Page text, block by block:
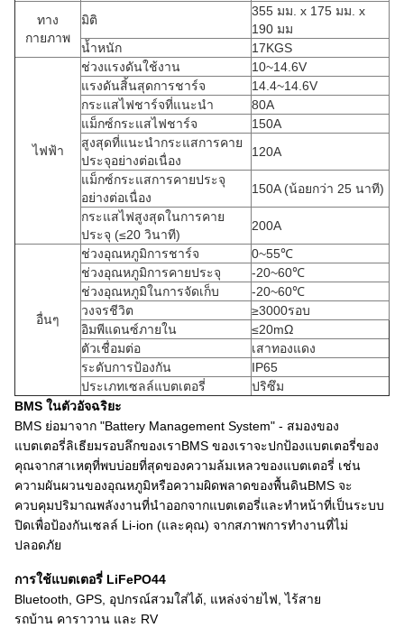
ทาง
กายภาพ
มิติ
355 มม. x 175 มม. x
190 มม
น้ำหนัก
17KGS
ไฟฟ้า
ช่วงแรงดันใช้งาน
10~14.6V
แรงดันสิ้นสุดการชาร์จ
14.4~14.6V
กระแสไฟชาร์จที่แนะนำ
80A
แม็กซ์กระแสไฟชาร์จ
150A
สูงสุดที่แนะนำกระแสการคาย
ประจุอย่างต่อเนื่อง
120A
แม็กซ์กระแสการคายประจุ
อย่างต่อเนื่อง
150A (น้อยกว่า 25 นาที)
กระแสไฟสูงสุดในการคาย
ประจุ (≤20 วินาที)
200A
อื่นๆ
ช่วงอุณหภูมิการชาร์จ
0~55℃
ช่วงอุณหภูมิการคายประจุ
-20~60℃
ช่วงอุณหภูมิในการจัดเก็บ
-20~60℃
วงจรชีวิต
≥3000รอบ
อิมพีแดนซ์ภายใน
≤20mΩ
ตัวเชื่อมต่อ
เสาทองแดง
ระดับการป้องกัน
IP65
ประเภทเซลล์แบตเตอรี่
ปริซึม
BMS ในตัวอัจฉริยะ
BMS ย่อมาจาก "Battery Management System" - สมองของ
แบตเตอรี่ลิเธียมรอบลึกของเราBMS ของเราจะปกป้องแบตเตอรี่ของ
คุณจากสาเหตุที่พบบ่อยที่สุดของความล้มเหลวของแบตเตอรี่ เช่น
ความผันผวนของอุณหภูมิหรือความผิดพลาดของพื้นดินBMS จะ
ควบคุมปริมาณพลังงานที่นำออกจากแบตเตอรี่และทำหน้าที่เป็นระบบ
ปิดเพื่อป้องกันเซลล์ Li-ion (และคุณ) จากสภาพการทำงานที่ไม่
ปลอดภัย
การใช้แบตเตอรี่ LiFePO44
Bluetooth, GPS, อุปกรณ์สวมใส่ได้, แหล่งจ่ายไฟ, ไร้สาย
รถบ้าน คาราวาน และ RV